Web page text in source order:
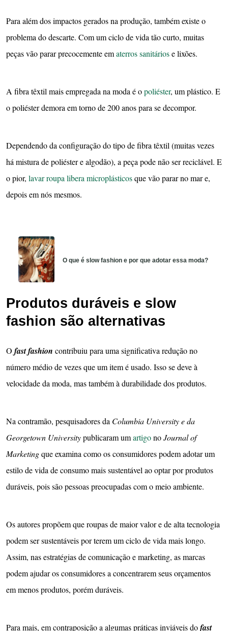
Para além dos impactos gerados na produção, também existe o
problema do descarte. Com um ciclo de vida tão curto, muitas
peças vão parar precocemente ematerros sanitáriose lixões.
A fibra têxtil mais empregada na moda é opoliéster, um plástico. E
o poliéster demora em torno de 200 anos para se decompor.
Dependendo da configuração do tipo de fibra têxtil (muitas vezes
há mistura de poliéster e algodão), a peça pode não ser reciclável. E
o pior, lavar roupa libera microplásticosque vão parar no mar e,
depois em nós mesmos.
O que é slow fashion e por que adotar essa moda?
Produtos duráveis e slow
fashion são alternativas
O fast fashion contribuiu para uma significativa redução no
número médio de vezes que um item é usado. Isso se deve à
velocidade da moda, mas também à durabilidade dos produtos.
Na contramão, pesquisadores da Columbia University e da
Georgetown Universitypublicaram umartigonoJournal of
Marketingque examina como os consumidores podem adotar um
estilo de vida de consumo mais sustentável ao optar por produtos
duráveis, pois são pessoas preocupadas com o meio ambiente.
Os autores propõem que roupas de maior valor e de alta tecnologia
podem ser sustentáveis por terem um ciclo de vida mais longo.
Assim, nas estratégias de comunicação e marketing, as marcas
podem ajudar os consumidores a concentrarem seus orçamentos
em menos produtos, porém duráveis.
Para mais, em contraposição a algumas práticas inviáveis dofast